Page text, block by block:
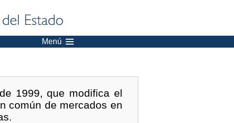
Menú
1999, que modifica el
común de mercados en